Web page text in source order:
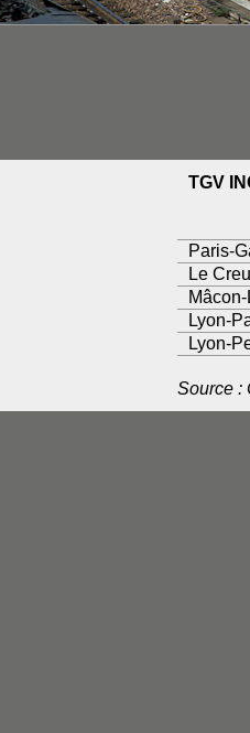
TGV
Paris-
Le
Lyon-
Lyon-
Source :